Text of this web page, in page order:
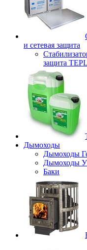
и сетевая защита
защита
Дымоходы
Дымоходы
Дымоходы
Баки